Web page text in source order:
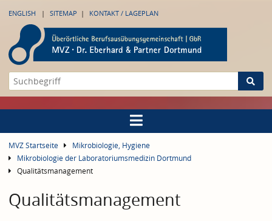
ENGLISH SITEMAP KONTAKT / LAGEPLAN
MVZ Startseite
Mikrobiologie, Hygiene
Mikrobiologie der Laboratoriumsmedizin Dortmund
Qualitätsmanagement
Qualitätsmanagement